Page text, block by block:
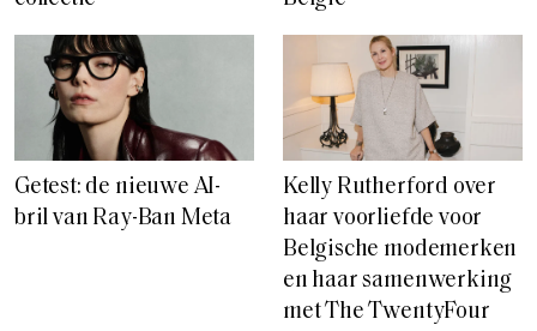
Getest: de nieuwe AI-
bril van Ray-Ban Meta
Kelly Rutherford over
haar voorliefde voor
Belgische modemerken
en haar samenwerking
met The TwentyFour